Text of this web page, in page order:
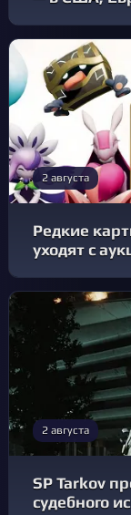
2 августа
Редкие
уходят с
2 августа
SP Tarkov
судебного